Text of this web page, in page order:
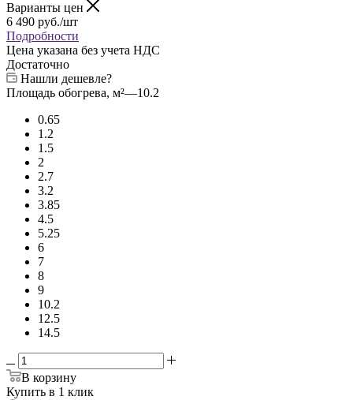
Варианты цен
6 490 руб./шт
Подробности
Цена указана без учета НДС
Достаточно
Нашли дешевле?
Площадь обогрева, м²—10.2
0.65
1.2
1.5
2
2.7
3.2
3.85
4.5
5.25
6
7
8
9
10.2
12.5
14.5
В корзину
Купить в 1 клик